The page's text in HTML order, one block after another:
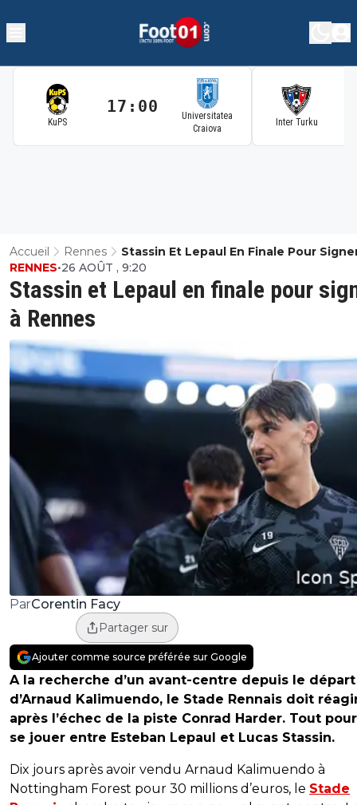
KuPS
17:00
Universitatea
Craiova
Inter Turku
Accueil Rennes
Stassin Et Lepaul En Finale Pour
Rennes
Stassin et Lepaul en finale pour
à Rennes
RENNES•26 AOÛT , 9:20
ParCorentin Facy
Partager sur
Ajouter comme source préférée sur Google
A la recherche d’un avant-centre depuis le départ
d’Arnaud Kalimuendo, le Stade Rennais doit
après l’échec de la piste Conrad Harder. Tout
se jouer entre Esteban Lepaul et Lucas Stassin.
Dix jours après avoir vendu Arnaud Kalimuendo à
Nottingham Forest pour 30 millions d’euros, le Stade